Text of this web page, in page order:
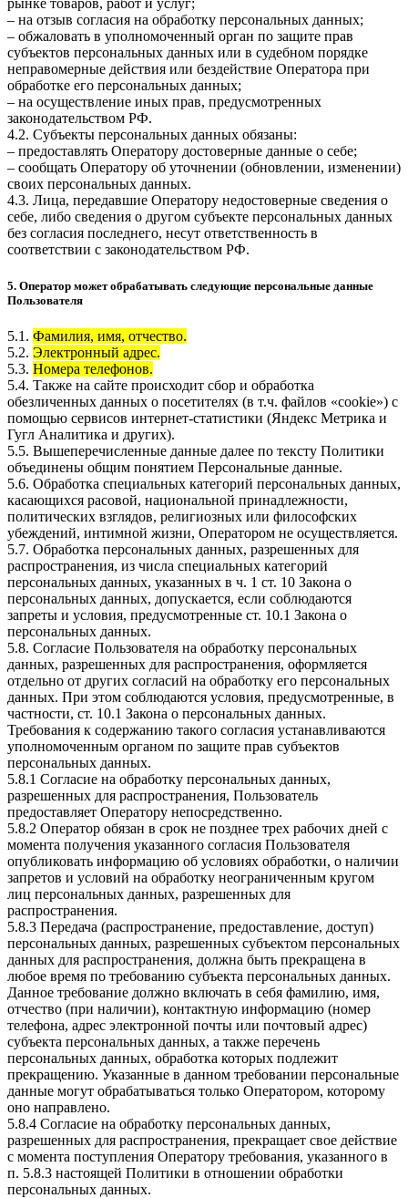
рынке товаров, работ и услуг;
– на отзыв согласия на обработку персональных данных;
– обжаловать в уполномоченный орган по защите прав
субъектов персональных данных или в судебном порядке
неправомерные действия или бездействие Оператора при
обработке его персональных данных;
– на осуществление иных прав, предусмотренных
законодательством РФ.
4.2. Субъекты персональных данных обязаны:
– предоставлять Оператору достоверные данные о себе;
– сообщать Оператору об уточнении (обновлении, изменении)
своих персональных данных.
4.3. Лица, передавшие Оператору недостоверные сведения о
себе, либо сведения о другом субъекте персональных данных
без согласия последнего, несут ответственность в
соответствии с законодательством РФ.
5. Оператор может обрабатывать следующие персональные данные
Пользователя
5.1. Фамилия, имя, отчество.
5.2. Электронный адрес.
5.3. Номера телефонов.
5.4. Также на сайте происходит сбор и обработка
обезличенных данных о посетителях (в т.ч. файлов «cookie») с
помощью сервисов интернет-статистики (Яндекс Метрика и
Гугл Аналитика и других).
5.5. Вышеперечисленные данные далее по тексту Политики
объединены общим понятием Персональные данные.
5.6. Обработка специальных категорий персональных данных,
касающихся расовой, национальной принадлежности,
политических взглядов, религиозных или философских
убеждений, интимной жизни, Оператором не осуществляется.
5.7. Обработка персональных данных, разрешенных для
распространения, из числа специальных категорий
персональных данных, указанных в ч. 1 ст. 10 Закона о
персональных данных, допускается, если соблюдаются
запреты и условия, предусмотренные ст. 10.1 Закона о
персональных данных.
5.8. Согласие Пользователя на обработку персональных
данных, разрешенных для распространения, оформляется
отдельно от других согласий на обработку его персональных
данных. При этом соблюдаются условия, предусмотренные, в
частности, ст. 10.1 Закона о персональных данных.
Требования к содержанию такого согласия устанавливаются
уполномоченным органом по защите прав субъектов
персональных данных.
5.8.1 Согласие на обработку персональных данных,
разрешенных для распространения, Пользователь
предоставляет Оператору непосредственно.
5.8.2 Оператор обязан в срок не позднее трех рабочих дней с
момента получения указанного согласия Пользователя
опубликовать информацию об условиях обработки, о наличии
запретов и условий на обработку неограниченным кругом
лиц персональных данных, разрешенных для
распространения.
5.8.3 Передача (распространение, предоставление, доступ)
персональных данных, разрешенных субъектом персональных
данных для распространения, должна быть прекращена в
любое время по требованию субъекта персональных данных.
Данное требование должно включать в себя фамилию, имя,
отчество (при наличии), контактную информацию (номер
телефона, адрес электронной почты или почтовый адрес)
субъекта персональных данных, а также перечень
персональных данных, обработка которых подлежит
прекращению. Указанные в данном требовании персональные
данные могут обрабатываться только Оператором, которому
оно направлено.
5.8.4 Согласие на обработку персональных данных,
разрешенных для распространения, прекращает свое действие
с момента поступления Оператору требования, указанного в
п. 5.8.3 настоящей Политики в отношении обработки
персональных данных.